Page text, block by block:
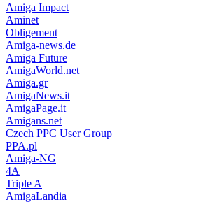
Amiga Impact
Aminet
Obligement
Amiga-news.de
Amiga Future
AmigaWorld.net
Amiga.gr
AmigaNews.it
AmigaPage.it
Amigans.net
Czech PPC User Group
PPA.pl
Amiga-NG
4A
Triple A
AmigaLandia